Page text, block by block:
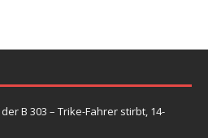
B 303 – Trike-Fahrer stirbt, 14-